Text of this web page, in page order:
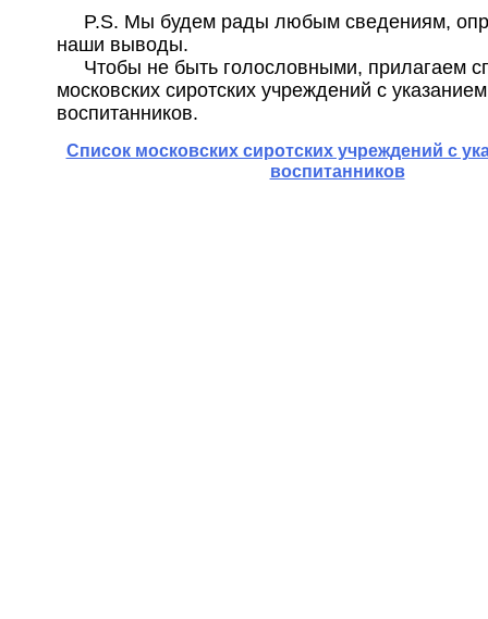
P.S. Мы будем рады любым сведениям,
наши выводы.
Чтобы не быть голословными, прилагаем
московских сиротских учреждений с
воспитанников.
Cписок московских сиротских учреждений с
воспитанников